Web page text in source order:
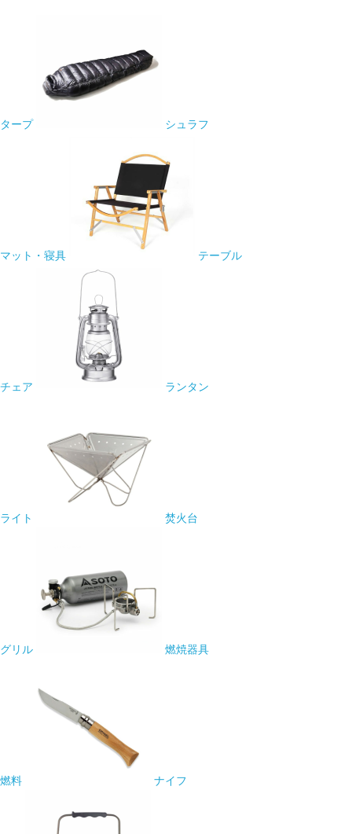
タープ シュラフ
マット・寝具 テーブル
チェア ランタン
ライト 焚火台
グリル 燃焼器具
燃料 ナイフ